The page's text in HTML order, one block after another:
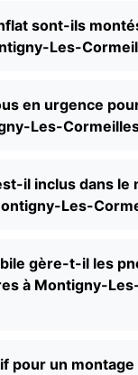
sont-ils
Les-
en urgence
Les-
il inclus dans le
Les-
gère-t-il les
à Montigny-
pour un